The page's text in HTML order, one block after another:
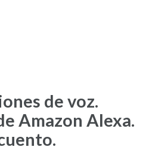
de voz.
Amazon Alexa.